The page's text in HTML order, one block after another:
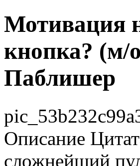
Мотивация
кнопка? (м/
Паблишер
Описание
сложнейший